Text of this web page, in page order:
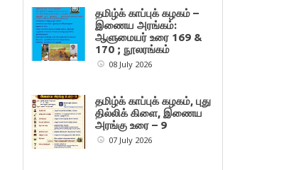
தமிழ்க் காப்புக் கழகம் –
இணைய அரங்கம்:
ஆளுமையர் உரை 169 &
170 ; நூலரங்கம்
08 July 2026
தமிழ்க் காப்புக் கழகம், புது
தில்லிக் கிளை, இணைய
அரங்கு உரை – 9
07 July 2026